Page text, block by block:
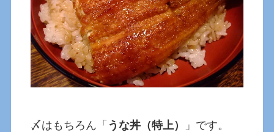
〆はもちろん「 うな丼（特上）
」です。